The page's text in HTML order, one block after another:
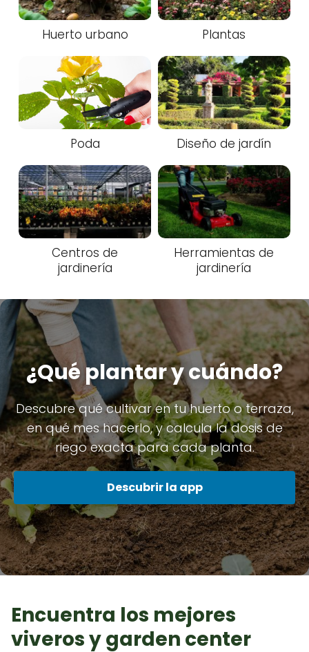
Huerto urbano Plantas
Poda Diseño de jardín
Centros de
jardinería
Herramientas de
jardinería
¿Qué plantar y cuándo?
Descubre qué cultivar en tu huerto o terraza,
en qué mes hacerlo, y calcula la dosis de
riego exacta para cada planta.
Descubrir la app
Encuentra los mejores
viveros y garden center